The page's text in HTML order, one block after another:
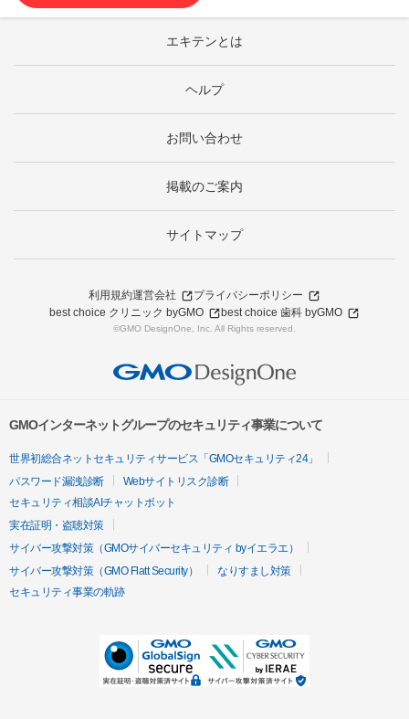
エキテンとは
ヘルプ
お問い合わせ
掲載のご案内
サイトマップ
利用規約運営会社
プライバシーポリシー
best choice クリニック byGMO
best choice 歯科 byGMO
©GMO DesignOne, Inc. All Rights reserved.
GMOインターネットグループのセキュリティ事業について
世界初総合ネットセキュリティサービス「GMOセキュリティ24」
パスワード漏洩診断
Webサイトリスク診断
セキュリティ相談AIチャットボット
実在証明・盗聴対策
サイバー攻撃対策（GMOサイバーセキュリティ byイエラエ）
サイバー攻撃対策（GMO Flatt Security）
なりすまし対策
セキュリティ事業の軌跡